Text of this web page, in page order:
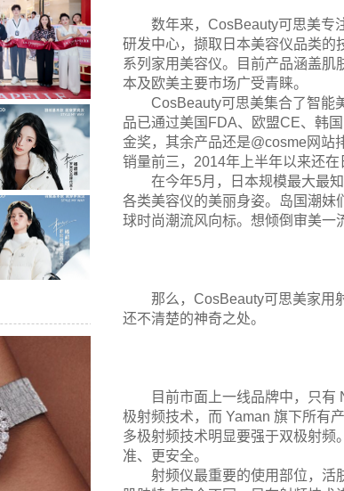
数年来，CosBeauty可思美专
研发中心，撷取日本美容仪品类的
系列家用美容仪。目前产品涵盖肌
本及欧美主要市场广受青睐。
CosBeauty可思美集合了智能
品已通过美国FDA、欧盟CE、韩
金奖，其余产品还是@cosme网
销量前三，2014年上半年以来还
在今年5月，日本规模最大最
各类美容仪的美丽身姿。岛国潮妹
球时尚潮流风向标。想倾倒审美一
那么，CosBeauty可思美家用
还不清楚的神奇之处。
目前市面上一线品牌中，只
极射频技术，而 Yaman 旗下所有
多极射频技术明显要强于双极射
准、更安全。
射频仪最重要的使用部位，活